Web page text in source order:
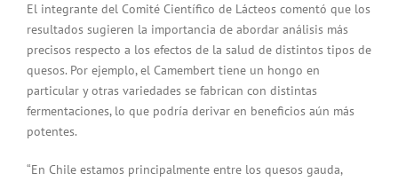
El integrante del Comité Científico de Lácteos comentó que los
resultados sugieren la importancia de abordar análisis más
precisos respecto a los efectos de la salud de distintos tipos de
quesos. Por ejemplo, el Camembert tiene un hongo en
particular y otras variedades se fabrican con distintas
fermentaciones, lo que podría derivar en beneficios aún más
potentes.
“En Chile estamos principalmente entre los quesos gauda,